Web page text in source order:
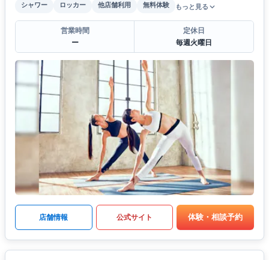
シャワー
ロッカー 他店舗利用 無料体験 もっと見る
営業時間
ー
定休日
毎週火曜日
店舗情報 公式サイト 体験・相談予約